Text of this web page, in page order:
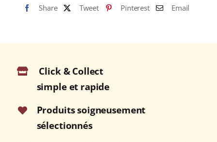
(45%)
VIEUX
D'ÂGE
(ANTILLES
FRANÇAISES)
70cl
Share
Tweet Pinterest Email
Click & Collect
simple et rapide
Produits soigneusement
sélectionnés